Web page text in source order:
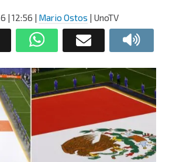
| 12:56 | Mario Ostos | UnoTV